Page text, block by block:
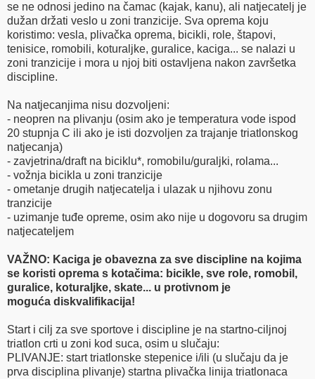
se ne odnosi jedino na čamac (kajak, kanu), ali natjecatelj je
dužan držati veslo u zoni tranzicije. Sva oprema koju
koristimo: vesla, plivačka oprema, bicikli, role, štapovi,
tenisice, romobili, koturaljke, guralice, kaciga... se nalazi u
zoni tranzicije i mora u njoj biti ostavljena nakon završetka
discipline.
Na natjecanjima nisu dozvoljeni:
- neopren na plivanju (osim ako je temperatura vode ispod
20 stupnja C ili ako je isti dozvoljen za trajanje triatlonskog
natjecanja)
- zavjetrina/draft na biciklu*, romobilu/guraljki, rolama...
- vožnja bicikla u zoni tranzicije
- ometanje drugih natjecatelja i ulazak u njihovu zonu
tranzicije
- uzimanje tuđe opreme, osim ako nije u dogovoru sa drugim
natjecateljem
VAŽNO: Kaciga je obavezna za sve discipline na kojima
se koristi oprema s kotačima: bicikle, sve role, romobil,
guralice, koturaljke, skate... u protivnom je
moguća diskvalifikacija!
Start i cilj za sve sportove i discipline je na startno-ciljnoj
triatlon crti u zoni kod suca, osim u slučaju:
PLIVANJE: start triatlonske stepenice i/ili (u slučaju da je
prva disciplina plivanje) startna plivačka linija triatlonaca